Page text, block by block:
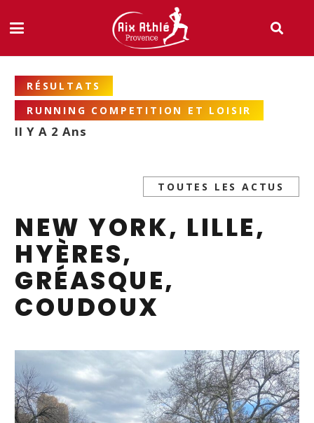
RÉSULTATS
RUNNING COMPETITION ET LOISIR
Il Y A 2 Ans
TOUTES LES ACTUS
NEW YORK, LILLE,
HYÈRES,
GRÉASQUE,
COUDOUX